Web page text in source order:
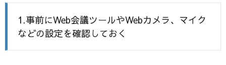
1.事前にWeb会議ツールやWebカメラ、マイク
などの設定を確認しておく